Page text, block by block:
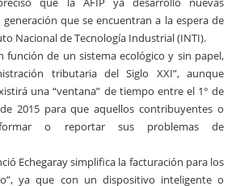
que se encuentran a la espera de
Nacional de Tecnología Industrial (INTI).
función de un sistema ecológico y sin papel,
tributaria del Siglo XXI”, aunque
una “ventana” de tiempo entre el 1° de
2015 para que aquellos contribuyentes o
o reportar sus problemas de
Echegaray simplifica la facturación para los
ya que con un dispositivo inteligente o